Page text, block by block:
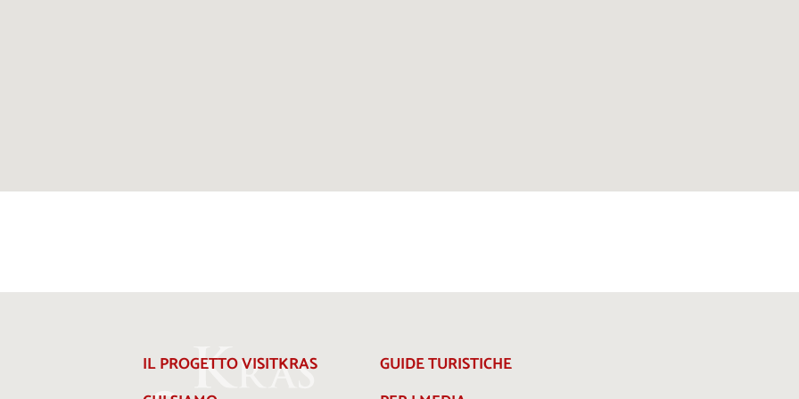
IL PROGETTO VISITKRAS
GUIDE TURISTICHE